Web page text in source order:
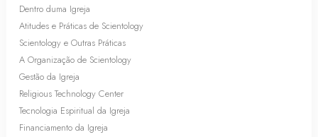
Dentro duma Igreja
Atitudes e Práticas de Scientology
Scientology e Outras Práticas
A Organização de Scientology
Gestão da Igreja
Religious Technology Center
Tecnologia Espiritual da Igreja
Financiamento da Igreja